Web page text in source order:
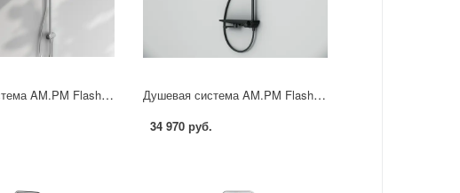
Душевая система AM.PM Flash F079SQ000 3 режима цвет хром Душевая система AM.PM Flash F079SQ722 со смесителем 3 режима цвет черный матовый
34 970 руб.